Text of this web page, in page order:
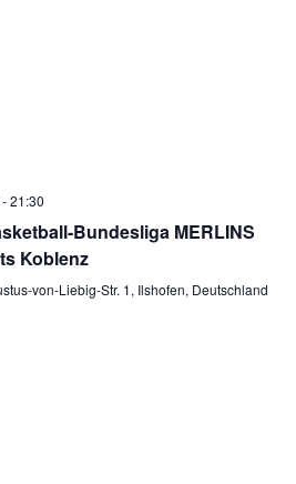
-21:30
Bundesliga MERLINS
Koblenz
von-Liebig-Str. 1, Ilshofen, Deutschland